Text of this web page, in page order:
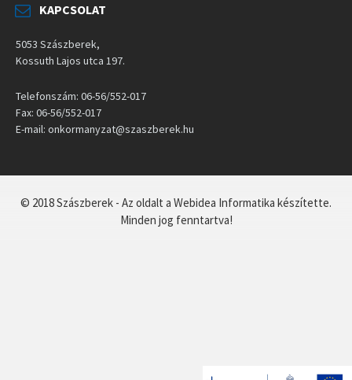
KAPCSOLAT
5053 Szászberek,
Kossuth Lajos utca 197.
Telefonszám: 06-56/552-017
Fax: 06-56/552-017
E-mail: onkormanyzat@szaszberek.hu
© 2018 Szászberek - Az oldalt a Webidea Informatika készítette.
Minden jog fenntartva!